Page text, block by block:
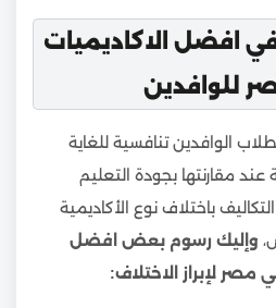
افضل الاكاديميات
للوافدين
الوافدين تنافسية للغاية
عند مقارنتها بجودة التعليم
باختلاف نوع الأكاديمية
وإليك رسوم بعض افضل
مصر لإبراز الاختلاف: